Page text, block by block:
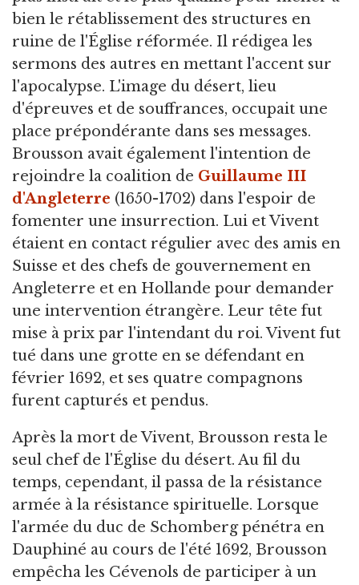
bien le rétablissement des structures en
ruine de l'Église réformée. Il rédigea les
sermons des autres en mettant l'accent sur
l'apocalypse. L'image du désert, lieu
d'épreuves et de souffrances, occupait une
place prépondérante dans ses messages.
Brousson avait également l'intention de
rejoindre la coalition de Guillaume III
d'Angleterre (1650-1702) dans l'espoir de
fomenter une insurrection. Lui et Vivent
étaient en contact régulier avec des amis en
Suisse et des chefs de gouvernement en
Angleterre et en Hollande pour demander
une intervention étrangère. Leur tête fut
mise à prix par l'intendant du roi. Vivent fut
tué dans une grotte en se défendant en
février 1692, et ses quatre compagnons
furent capturés et pendus.
Après la mort de Vivent, Brousson resta le
seul chef de l'Église du désert. Au fil du
temps, cependant, il passa de la résistance
armée à la résistance spirituelle. Lorsque
l'armée du duc de Schomberg pénétra en
Dauphiné au cours de l'été 1692, Brousson
empêcha les Cévenols de participer à un